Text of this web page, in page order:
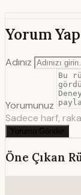
Yorum Yap
Adınız
Yorumunuz
Sadece harf,
Yorumu Gönder
Öne Çıkan